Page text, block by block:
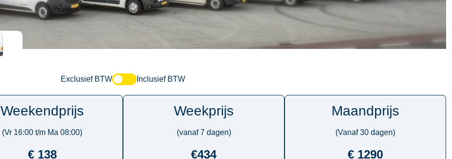
Exclusief BTW Inclusief BTW
Weekendprijs
(Vr 16:00 t/m Ma 08:00)
€ 138
Weekprijs
(vanaf 7 dagen)
€434
Maandprijs
(Vanaf 30 dagen)
€ 1290